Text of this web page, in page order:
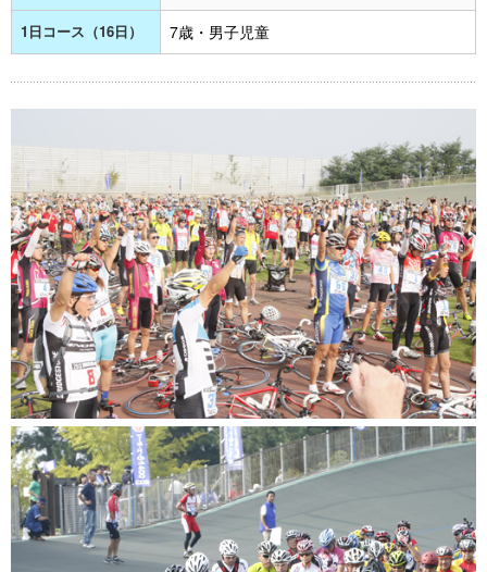
1日コース（16日） 7歳・男子児童